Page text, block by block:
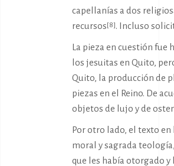
capellanías a dos
recursos[8]. Incluso
La pieza en cuestión fue
los jesuitas en Quito,
Quito, la producción de
piezas en el Reino. De
objetos de lujo y de
Por otro lado, el texto
moral y sagrada
que les había otorgado y